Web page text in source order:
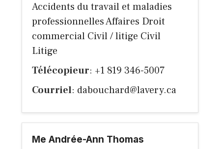
Accidents du travail et maladies
professionnelles Affaires Droit
commercial Civil / litige Civil
Litige
Télécopieur: +1 819 346-5007
Courriel: dabouchard@lavery.ca
Me Andrée-Ann Thomas